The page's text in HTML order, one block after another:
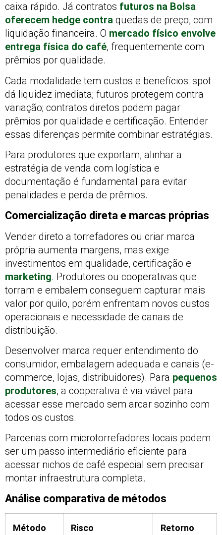
caixa rápido. Já contratos futuros na Bolsa
oferecem hedge contra quedas de preço, com
liquidação financeira. O mercado físico envolve
entrega física do café, frequentemente com
prêmios por qualidade.
Cada modalidade tem custos e benefícios: spot
dá liquidez imediata; futuros protegem contra
variação; contratos diretos podem pagar
prêmios por qualidade e certificação. Entender
essas diferenças permite combinar estratégias.
Para produtores que exportam, alinhar a
estratégia de venda com logística e
documentação é fundamental para evitar
penalidades e perda de prêmios.
Comercialização direta e marcas próprias
Vender direto a torrefadores ou criar marca
própria aumenta margens, mas exige
investimentos em qualidade, certificação e
marketing. Produtores ou cooperativas que
torram e embalem conseguem capturar mais
valor por quilo, porém enfrentam novos custos
operacionais e necessidade de canais de
distribuição.
Desenvolver marca requer entendimento do
consumidor, embalagem adequada e canais (e-
commerce, lojas, distribuidores). Para pequenos
produtores, a cooperativa é via viável para
acessar esse mercado sem arcar sozinho com
todos os custos.
Parcerias com microtorrefadores locais podem
ser um passo intermediário eficiente para
acessar nichos de café especial sem precisar
montar infraestrutura completa.
Análise comparativa de métodos
Método Risco
Retorno